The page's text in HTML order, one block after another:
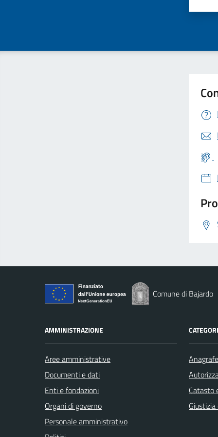
Comune di Bajardo
AMMINISTRAZIONE
Aree amministrative
Documenti e dati
Enti e fondazioni
Organi di governo
Personale amministrativo
Catasto